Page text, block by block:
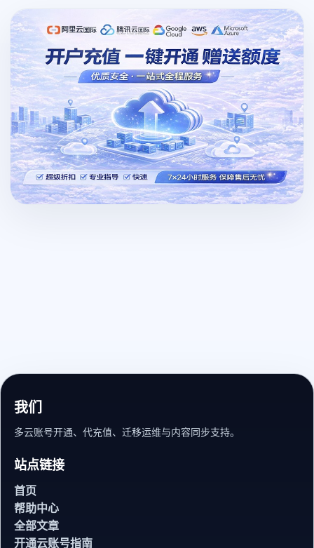
我们
多云账号开通、代充值、迁移运维与内容同步支持。
站点链接
首页
帮助中心
全部文章
开通云账号指南